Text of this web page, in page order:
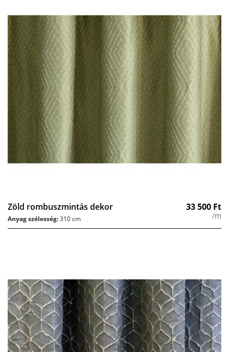
Zöld rombuszmintás dekor 33 500 Ft
/m
Anyag szélesség:310 cm